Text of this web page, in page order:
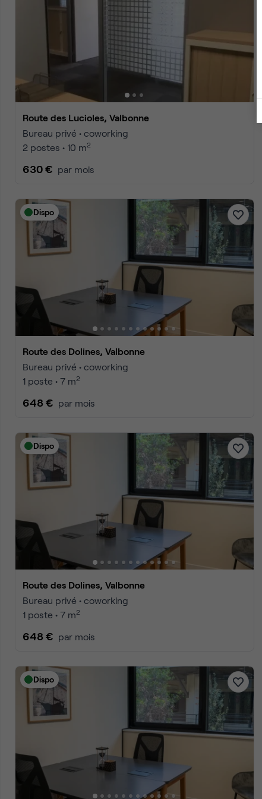
Route des Lucioles, Valbonne
Bureau privé • coworking
2 postes • 10 m2
630 € par mois
Dispo
Route des Dolines, Valbonne
Bureau privé • coworking
1 poste • 7 m2
648 € par mois
Dispo
Route des Dolines, Valbonne
Bureau privé • coworking
1 poste • 7 m2
648 € par mois
Dispo